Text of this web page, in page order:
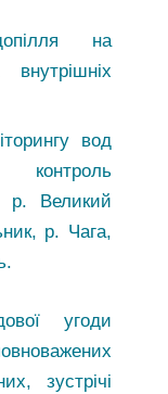
на
вод
контроль
р. Великий
р. Чага,
угоди
зустрічі